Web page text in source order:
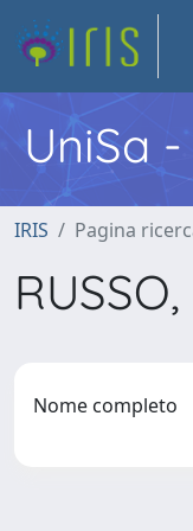
UniSa -
IRIS Pagina
Nome completo